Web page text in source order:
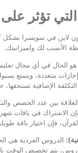
تؤثر
لاين في سويسرا
الأنسب لك ولميزانيتك.
هو الحال في أي مجال
متعددة، ويتمتع
الإضافية
العلاقة بين عدد الحصص
الاشتراك في باقات
فإن اختيار باقة
الدروس الفردية هي
يتم تخصيص الوقت